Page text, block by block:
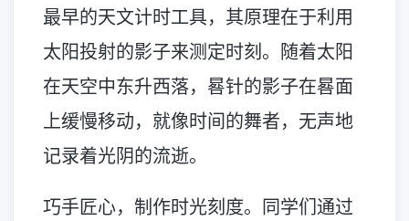
最早的天文计时工具，其原理在于利用
太阳投射的影子来测定时刻。随着太阳
在天空中东升西落，晷针的影子在晷面
上缓慢移动，就像时间的舞者，无声地
记录着光阴的流逝。
巧手匠心，制作时光刻度。同学们通过